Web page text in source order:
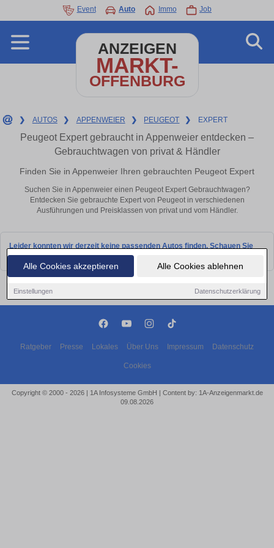
Alle Cookies akzeptieren Alle Cookies ablehnen
Einstellungen Datenschutzerklärung
Event Auto Immo Job
ANZEIGEN
MARKT-
OFFENBURG
❯ AUTOS ❯ APPENWEIER ❯ PEUGEOT ❯ EXPERT
Peugeot Expert gebraucht in Appenweier entdecken –
Gebrauchtwagen von privat & Händler
Finden Sie in Appenweier Ihren gebrauchten Peugeot Expert
Suchen Sie in Appenweier einen Peugeot Expert Gebrauchtwagen?
Entdecken Sie gebrauchte Expert von Peugeot in verschiedenen
Ausführungen und Preisklassen von privat und vom Händler.
Leider konnten wir derzeit keine passenden Autos finden. Schauen Sie
bald wieder vorbei!
Ratgeber Presse Lokales Über Uns Impressum Datenschutz
Cookies
Copyright © 2000 - 2026 | 1A Infosysteme GmbH | Content by: 1A-Anzeigenmarkt.de
09.08.2026